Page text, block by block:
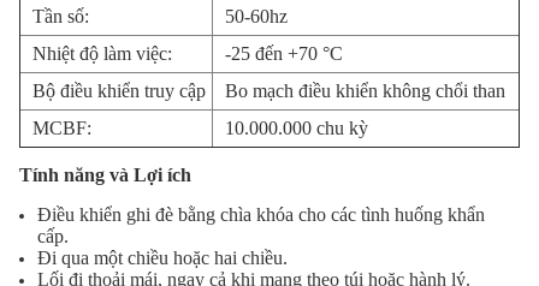
Tần số:
50-60hz
Nhiệt độ làm việc:
-25 đến +70 °C
Bộ điều khiển truy cập
Bo mạch điều khiển không chổi than
MCBF:
10.000.000 chu kỳ
Tính năng và Lợi ích
Điều khiển ghi đè bằng chìa khóa cho các tình huống khẩn
cấp.
Đi qua một chiều hoặc hai chiều.
Lối đi thoải mái, ngay cả khi mang theo túi hoặc hành lý.